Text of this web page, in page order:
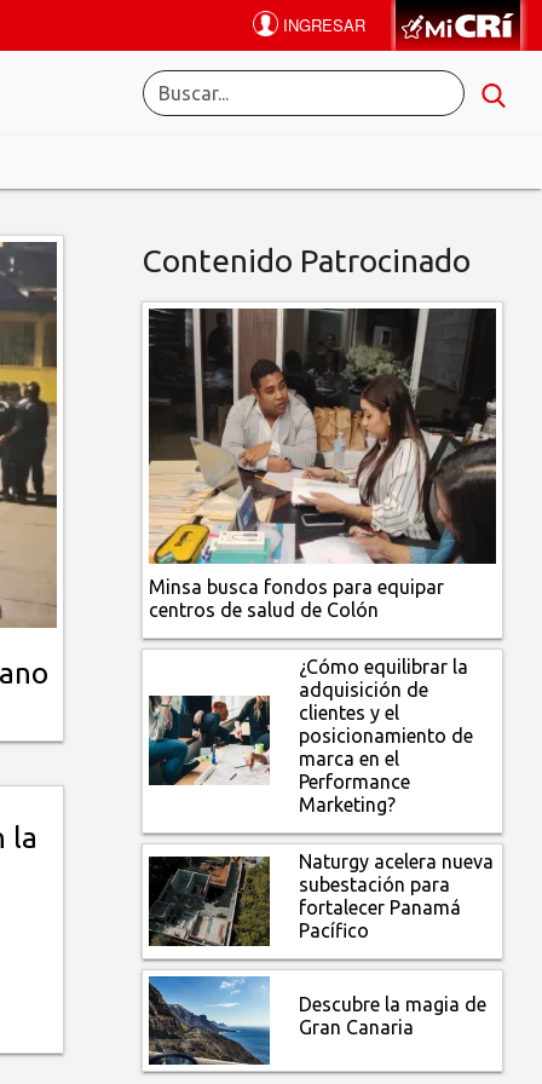
la
Contenido Patrocinado
Minsa busca fondos para equipar
centros de salud de Colón
¿Cómo equilibrar la
adquisición de
clientes y el
posicionamiento de
marca en el
Performance
Marketing?
Naturgy acelera nueva
subestación para
fortalecer Panamá
Pacífico
Descubre la magia de
Gran Canaria